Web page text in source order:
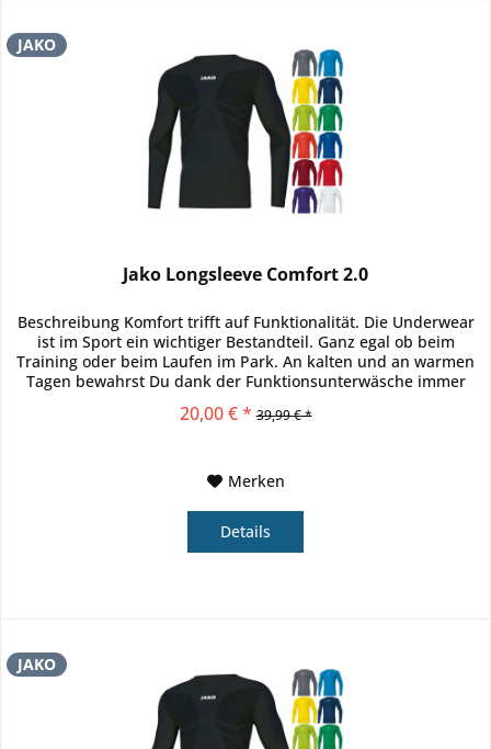
JAKO
Jako Longsleeve Comfort 2.0
Beschreibung Komfort trifft auf Funktionalität. Die Underwear
ist im Sport ein wichtiger Bestandteil. Ganz egal ob beim
Training oder beim Laufen im Park. An kalten und an warmen
Tagen bewahrst Du dank der Funktionsunterwäsche immer
20,00 € * 39,99 € *
Merken
Details
JAKO